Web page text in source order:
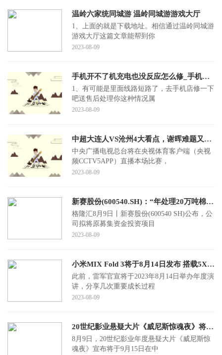
温岭六家统同城游 温岭同城游游戏大厅
1、上面的就是下载地址。相信通过温岭同城游
游戏大厅这篇文章能帮到你
2023-08-09
手机开不了机充电也没反应怎么修_手机开不了机充电也没反应怎么办
1、有可能是里面线路短路了，去手机店修一下
吧送售后处理你这种情况属
2023-08-09
中超大连人VS沧州4大看点，谢晖难题又来了！张翀首发？央视直播
中央广播电视总台将在央视体育客户端（央视
频CCTV5APP）直播本场比赛，
2023-08-09
新赛股份(600540.SH)：“年处理20万吨棉籽浓缩蛋白及精深加工项目”预计2023年10月正式投产
格隆汇8月9日丨新赛股份(600540 SH)公布，公
司拟将原募集资金投资项目
2023-08-09
小米MIX Fold 3将于8月14日发布 搭载5X潜望长焦
此前，雷军官宣将于2023年8月14日举办年度演
讲，分享几次重要成长过程
2023-08-09
20世纪影业悬疑大片《威尼斯惊魂夜》将在9月15日中国内地同步北美上映
8月9日，20世纪影业年度悬疑大片《威尼斯惊
魂夜》宣布将于9月15日在中